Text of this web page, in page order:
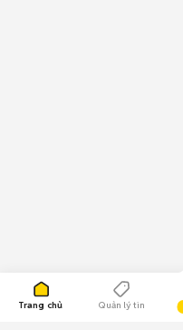
Trang chủ Quản lý tin